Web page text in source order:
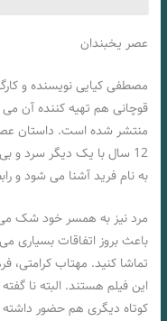
عصر یخبندان
مصطفی کیایی نویسنده و
منتشر شده است. داستان
12 سال با یک دیگر سرد
به نام فرید آشنا می شود و
مرد نیز به همسر خود شک
باعث بروز اتفاقات بسیاری
تماشا کنید. مهتاب کرامتی،
این فیلم هستند. البته نا
کوتاه دیگری هم حضور